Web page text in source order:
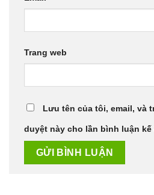
Trang web
Lưu tên của tôi, email, và
duyệt này cho lần bình luận kế